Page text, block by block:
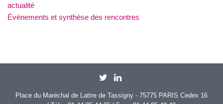
actualité
Événements et synthèse des rencontres
Place du Maréchal de Lattre de Tassigny - 75775 PARIS Cedex 16